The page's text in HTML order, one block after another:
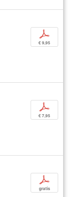
p
€ 9,95
p
€ 7,95
p
gratis